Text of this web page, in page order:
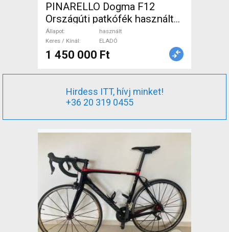
PINARELLO Dogma F12
Országúti patkófék használt
ELADÓ
Állapot
használt
Keres / Kínál
ELADÓ
1 450 000 Ft
Hirdess ITT, hívj minket!
+36 20 319 0455